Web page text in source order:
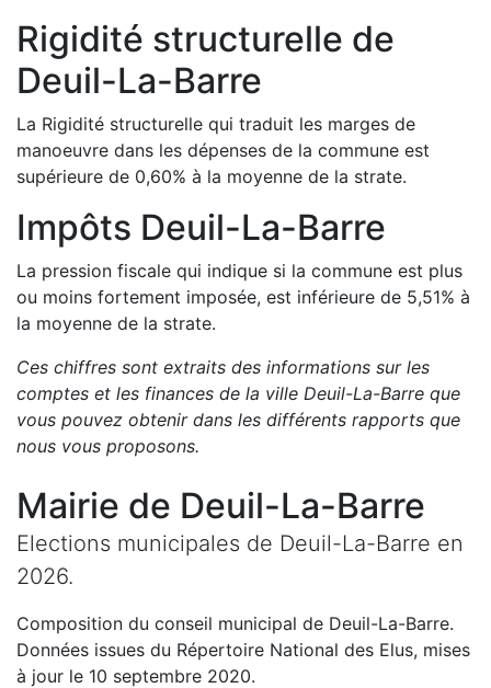
Rigidité structurelle de
Deuil-La-Barre
La Rigidité structurelle qui traduit les marges de
manoeuvre dans les dépenses de la commune est
supérieure de 0,60% à la moyenne de la strate.
Impôts Deuil-La-Barre
La pression fiscale qui indique si la commune est plus
ou moins fortement imposée, est inférieure de 5,51% à
la moyenne de la strate.
Ces chiffres sont extraits des informations sur les
comptes et les finances de la ville Deuil-La-Barre que
vous pouvez obtenir dans les différents rapports que
nous vous proposons.
Mairie de Deuil-La-Barre
Elections municipales de Deuil-La-Barre en
2026.
Composition du conseil municipal de Deuil-La-Barre.
Données issues du Répertoire National des Elus, mises
à jour le 10 septembre 2020.